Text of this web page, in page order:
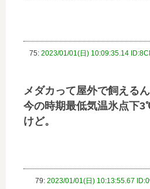
75: 2023/01/01(日) 10:09:35.14
メダカって屋外で飼えるん
今の時期最低気温氷点下
けど。
79: 2023/01/01(日) 10:13:55.67